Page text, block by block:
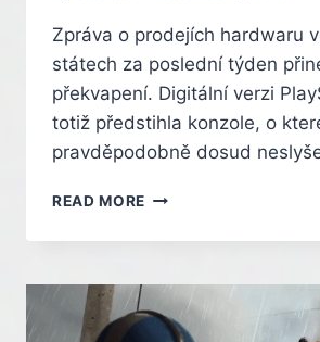
Zpráva o prodejích hardwaru
státech za poslední týden
překvapení. Digitální verzi
totiž předstihla konzole, o
pravděpodobně dosud
READ MORE KONZOLE,
KTERÉ
NIKDY
NESLYŠELI,
PŘEKONALA